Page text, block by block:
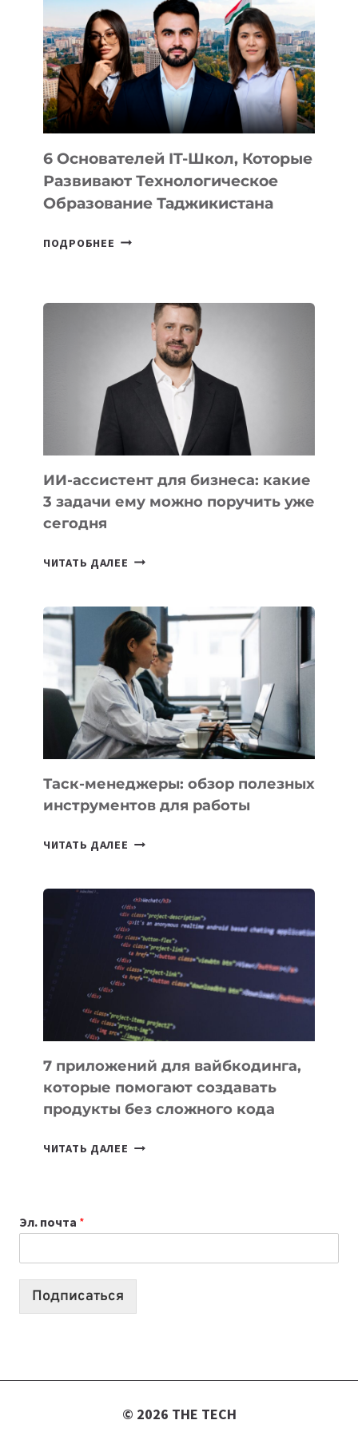
ВИДА
НОВОГО
УСТРОЙСТВА
ОТ
OPENAI
6 Основателей IT-Школ, Которые
Развивают Технологическое
Образование Таджикистана
ПОДРОБНЕЕ 6
КОТОРЫЕ
РАЗВИВАЮТ
ТЕХНОЛОГИЧЕСКОЕ
ОБРАЗОВАНИЕ
ТАДЖИКИСТАНА
ИИ-ассистент для бизнеса: какие
3 задачи ему можно поручить уже
сегодня
ЧИТАТЬ ДАЛЕЕ ИИ-
БИЗНЕСА:
КАКИЕ
3
ЗАДАЧИ
ЕМУ
МОЖНО
ПОРУЧИТЬ
УЖЕ
СЕГОДНЯ
Таск-менеджеры: обзор полезных
инструментов для работы
ЧИТАТЬ ДАЛЕЕ ТАСК-
ПОЛЕЗНЫХ
ИНСТРУМЕНТОВ
ДЛЯ
РАБОТЫ
7 приложений для вайбкодинга,
которые помогают создавать
продукты без сложного кода
ЧИТАТЬ ДАЛЕЕ
СОЗДАВАТЬ
ПРОДУКТЫ
Эл. почта *
Подписаться
© 2026 THE TECH